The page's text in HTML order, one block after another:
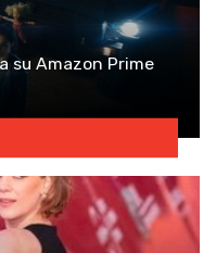
su Amazon Prime